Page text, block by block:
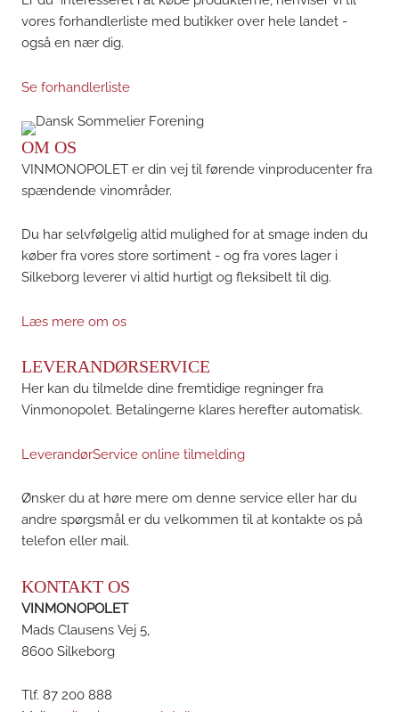
vores forhandlerliste med butikker over hele landet -
også en nær dig.
Se forhandlerliste
OM OS
VINMONOPOLET er din vej til førende vinproducenter fra
spændende vinområder.
Du har selvfølgelig altid mulighed for at smage inden du
køber fra vores store sortiment - og fra vores lager i
Silkeborg leverer vi altid hurtigt og fleksibelt til dig.
Læs mere om os
LEVERANDØRSERVICE
Her kan du tilmelde dine fremtidige regninger fra
Vinmonopolet. Betalingerne klares herefter automatisk.
LeverandørService online tilmelding
Ønsker du at høre mere om denne service eller har du
andre spørgsmål er du velkommen til at kontakte os på
telefon eller mail.
KONTAKT OS
VINMONOPOLET
Mads Clausens Vej 5,
8600 Silkeborg
Tlf. 87 200 888